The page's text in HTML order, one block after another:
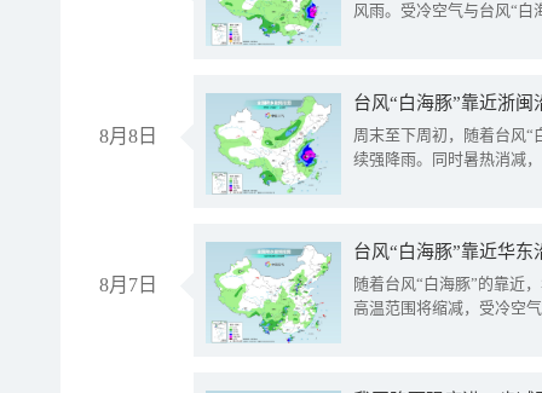
风雨。受冷空气与台风“白
8月8日
台风“白海豚”靠近浙
周末至下周初，随着台风“
续强降雨。同时暑热消减
8月7日
台风“白海豚”靠近华
随着台风“白海豚”的靠近
高温范围将缩减，受冷空